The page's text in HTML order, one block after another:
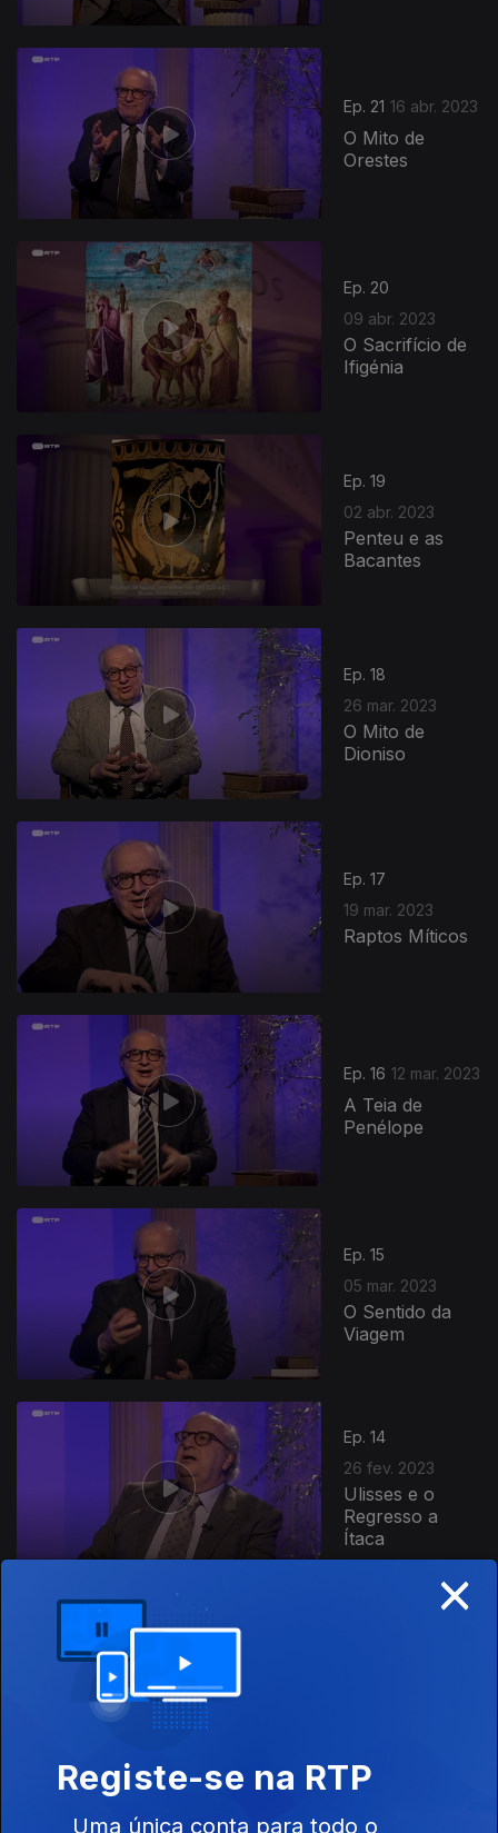
Ep. 21 16 abr. 2023
O Mito de
Orestes
Ep. 20
09 abr. 2023
O Sacrifício de
Ifigénia
Ep. 19
02 abr. 2023
Penteu e as
Bacantes
Ep. 18
26 mar. 2023
O Mito de
Dioniso
Ep. 17
19 mar. 2023
Raptos Míticos
Ep. 16 12 mar. 2023
A Teia de
Penélope
Ep. 15
05 mar. 2023
O Sentido da
Viagem
676433
Ep. 14
26 fev. 2023
Ulisses e o
Regresso a
Ítaca
×
Registe-se na RTP
Uma única conta para todo o